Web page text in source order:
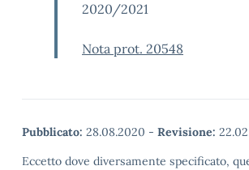
2020/2021
Nota prot. 20548
Pubblicato: 28.08.2020 - Revisione:
Eccetto dove diversamente specificato,